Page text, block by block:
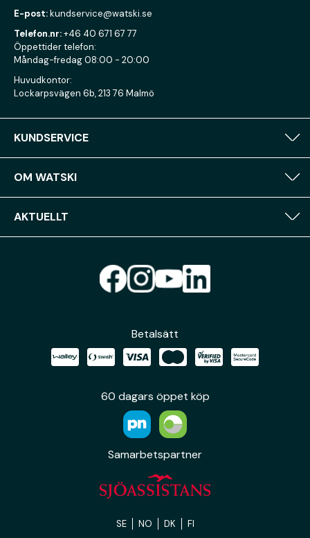
E-post:kundservice@watski.se
Telefon.nr:+46 40 671 67 77
Öppettider telefon:
Måndag-fredag 08:00 - 20:00
Huvudkontor:
Lockarpsvägen 6b, 213 76 Malmö
KUNDSERVICE
OM WATSKI
AKTUELLT
Betalsätt
60 dagars öppet köp
Samarbetspartner
SE NO DK FI